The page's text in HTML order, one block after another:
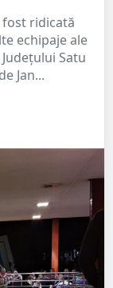
ridicată
echipaje ale
Satu
Jan...